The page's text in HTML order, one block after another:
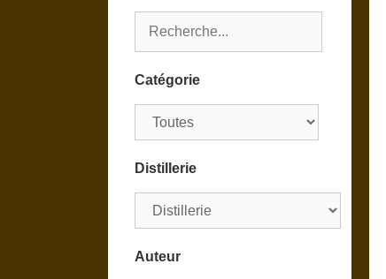
Catégorie
Distillerie
Auteur